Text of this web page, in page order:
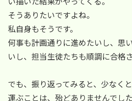
そうありたいですよね。
私自身もそうです。
何事も計画通りに進めたいし、思
いし、担当生徒たちも順調に合格
でも、振り返ってみると、少なく
運ぶことは、殆どありませんでした